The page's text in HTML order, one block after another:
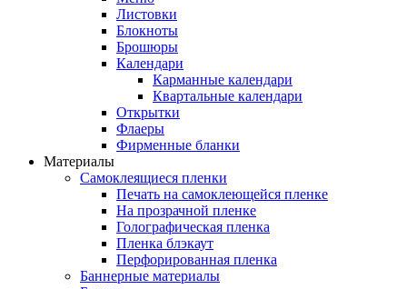
Листовки
Блокноты
Брошюры
Календари
Карманные календари
Квартальные календари
Открытки
Флаеры
Фирменные бланки
Материалы
Самоклеящиеся пленки
Печать на самоклеющейся пленке
На прозрачной пленке
Голографическая пленка
Пленка блэкаут
Перфорированная пленка
Баннерные материалы